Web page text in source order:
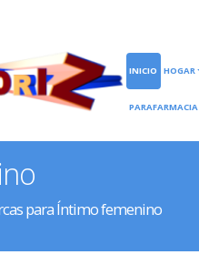
INICIO HOGAR
PARAFARMACIA
para Íntimo femenino